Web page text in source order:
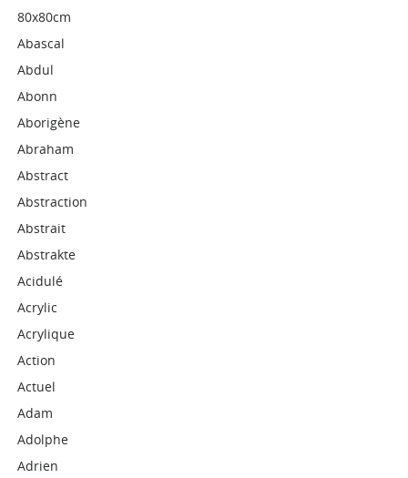
80x80cm
Abascal
Abdul
Abonn
Aborigène
Abraham
Abstract
Abstraction
Abstrait
Abstrakte
Acidulé
Acrylic
Acrylique
Action
Actuel
Adam
Adolphe
Adrien